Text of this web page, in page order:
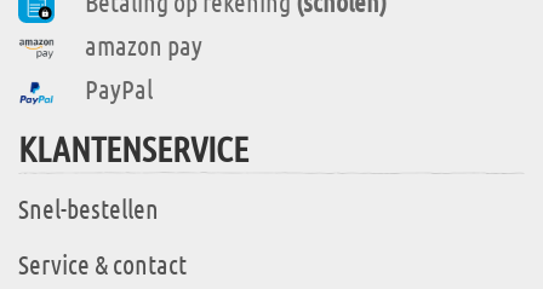
amazon pay
PayPal
KLANTENSERVICE
Snel-bestellen
Service & contact